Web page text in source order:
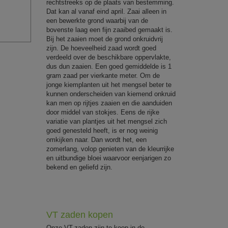
rechtstreeks op de plaats van bestemming.
Dat kan al vanaf eind april. Zaai alleen in
een bewerkte grond waarbij van de
bovenste laag een fijn zaaibed gemaakt is.
Bij het zaaien moet de grond onkruidvrij
zijn. De hoeveelheid zaad wordt goed
verdeeld over de beschikbare oppervlakte,
dus dun zaaien. Een goed gemiddelde is 1
gram zaad per vierkante meter. Om de
jonge kiemplanten uit het mengsel beter te
kunnen onderscheiden van kiemend onkruid
kan men op rijtjes zaaien en die aanduiden
door middel van stokjes. Eens de rijke
variatie van plantjes uit het mengsel zich
goed genesteld heeft, is er nog weinig
omkijken naar. Dan wordt het, een
zomerlang, volop genieten van de kleurrijke
en uitbundige bloei waarvoor eenjarigen zo
bekend en geliefd zijn.
VT zaden kopen